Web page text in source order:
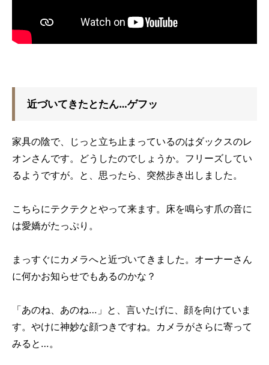
近づいてきたとたん…ゲフッ
家具の陰で、じっと立ち止まっているのはダックスのレ
オンさんです。どうしたのでしょうか。フリーズしてい
るようですが。と、思ったら、突然歩き出しました。
こちらにテクテクとやって来ます。床を鳴らす爪の音に
は愛嬌がたっぷり。
まっすぐにカメラへと近づいてきました。オーナーさん
に何かお知らせでもあるのかな？
「あのね、あのね…」と、言いたげに、顔を向けていま
す。やけに神妙な顔つきですね。カメラがさらに寄って
みると…。